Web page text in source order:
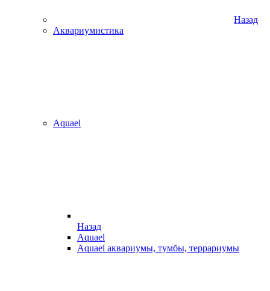
Назад
Аквариумистика
Aquael
Назад
Aquael
Aquael аквариумы, тумбы, террариумы